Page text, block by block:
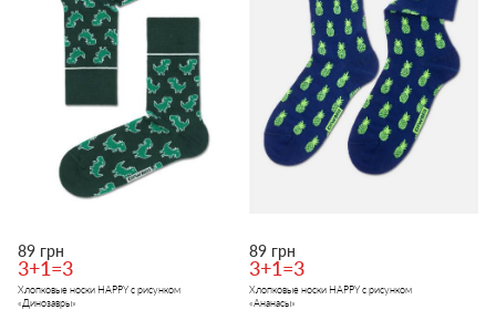
89 грн
3+1=3
Хлопковые носки HAPPY с рисунком
«Динозавры»
89 грн
3+1=3
Хлопковые носки HAPPY с рисунком
«Ананасы»